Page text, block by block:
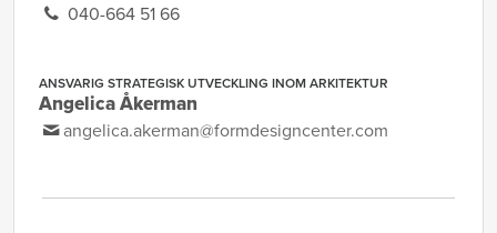
040-664 51 66
ANSVARIG STRATEGISK UTVECKLING INOM ARKITEKTUR
Angelica Åkerman
angelica.akerman@formdesigncenter.com